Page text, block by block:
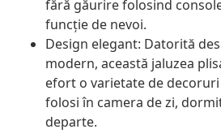
fără găurire folosind
funcție de nevoi.
Design elegant: Datorită
modern, această jaluzea
efort o varietate de
folosi în camera de zi,
departe.